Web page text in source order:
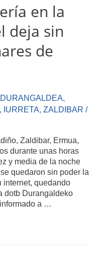
en la
deja sin
de
DURANGALDEA,
, IURRETA, ZALDIBAR /
Zaldibar, Ermua,
durante unas horas
y media de la noche
quedaron sin poder la
internet, quedando
dotb Durangaldeko
a …